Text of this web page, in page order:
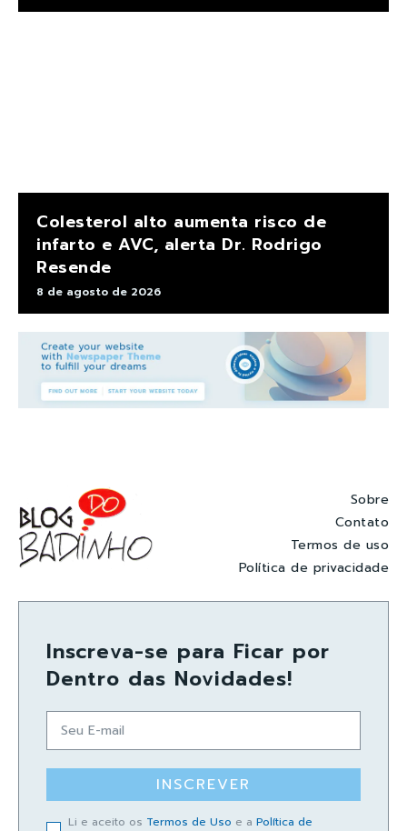
Colesterol alto aumenta risco de
infarto e AVC, alerta Dr. Rodrigo
Resende
8 de agosto de 2026
Sobre
Contato
Termos de uso
Política de privacidade
Inscreva-se para Ficar por
Dentro das Novidades!
INSCREVER
Li e aceito os Termos de Uso e a Política de